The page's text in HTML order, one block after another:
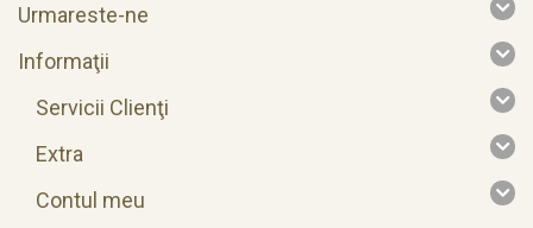
Urmareste-ne
Informaţii
Servicii Clienţi
Extra
Contul meu